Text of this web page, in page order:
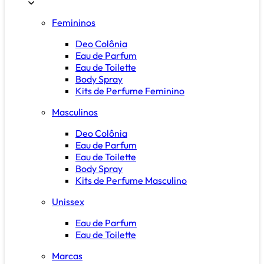
Femininos
Deo Colônia
Eau de Parfum
Eau de Toilette
Body Spray
Kits de Perfume Feminino
Masculinos
Deo Colônia
Eau de Parfum
Eau de Toilette
Body Spray
Kits de Perfume Masculino
Unissex
Eau de Parfum
Eau de Toilette
Marcas